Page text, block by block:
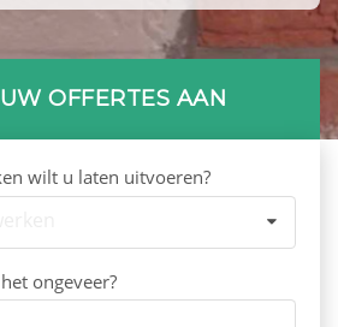
OFFERTES AAN
wilt u laten uitvoeren?
ongeveer?